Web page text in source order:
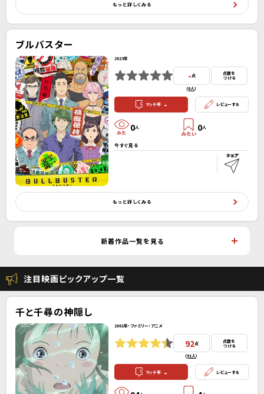
もっと詳しくみる
ブルバスター
2023年
-点
(0人）
点数を
つける
マッチ率 - レビューする
0人 0人
今すぐ見る
もっと詳しくみる
新着作品一覧を見る
注目映画ピックアップ一覧
千と千尋の神隠し
2001年・ファミリー・アニメ
92点
(91人）
点数を
つける
マッチ率 - レビューする